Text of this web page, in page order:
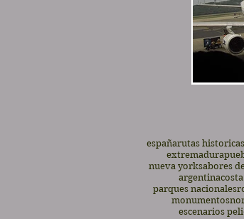
españarutas historicas
extremadura
nueva yorksabores
argentina
parques nacionales
monumentos
escenarios